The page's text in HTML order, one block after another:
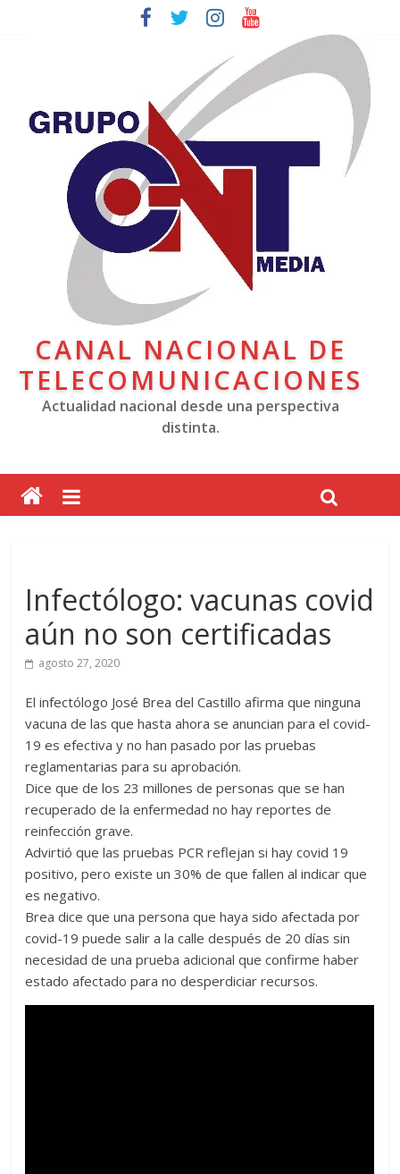
CANAL NACIONAL DE
TELECOMUNICACIONES
Actualidad nacional desde una perspectiva
distinta.
Infectólogo: vacunas covid
aún no son certificadas
agosto 27, 2020
El infectólogo José Brea del Castillo afirma que ninguna
vacuna de las que hasta ahora se anuncian para el covid-
19 es efectiva y no han pasado por las pruebas
reglamentarias para su aprobación.
Dice que de los 23 millones de personas que se han
recuperado de la enfermedad no hay reportes de
reinfección grave.
Advirtió que las pruebas PCR reflejan si hay covid 19
positivo, pero existe un 30% de que fallen al indicar que
es negativo.
Brea dice que una persona que haya sido afectada por
covid-19 puede salir a la calle después de 20 días sin
necesidad de una prueba adicional que confirme haber
estado afectado para no desperdiciar recursos.